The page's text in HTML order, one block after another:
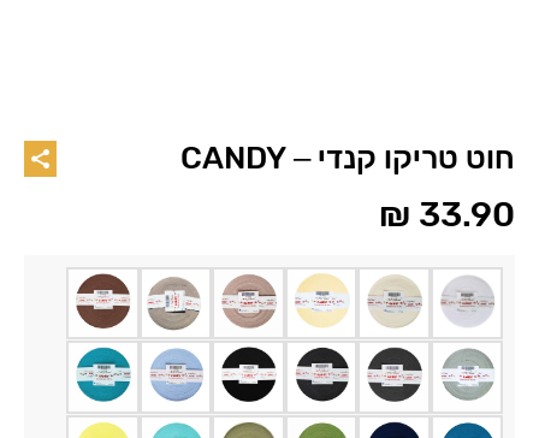
חוט טריקו קנדי – CANDY
₪ 33.90